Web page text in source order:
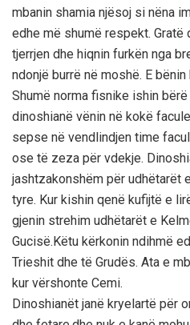
mbanin shamia njёsoj si nёna
edhe mё shumё respekt. Gratё
tjerrjen dhe hiqnin furkёn nga
ndonjё burrё nё moshё. E
Shumё norma fisnike ishin
dinoshianё vёnin nё kokё
sepse nё vendlindjen time
ose tё zeza pёr vdekje.
jashtzakonshёm pёr udhёtarёt
tyre. Kur kishin qenё kufijtё e
gjenin strehim udhёtarёt e
Gucisё.Kёtu kёrkonin ndihmё
Trieshit dhe tё Grudёs. Ata e
kur vёrshonte Cemi.
Dinoshianёt janё kryelartё pёr